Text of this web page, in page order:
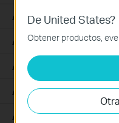
Access Plus
Aggregation
Access Max
Access
Access Pro
De United States?
Obtener productos,
Cookies Básicas
Estas cookies son
del sitio web y no
Cookies de Análisis y
Las cookies de
actividades en nuestro
adaptar la